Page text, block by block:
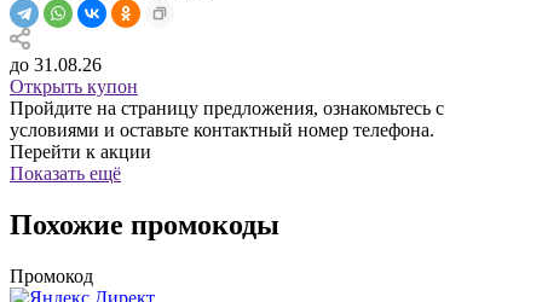
до 31.08.26
Открыть купон
Пройдите на страницу предложения, ознакомьтесь с
условиями и оставьте контактный номер телефона.
Перейти к акции
Показать ещё
Похожие промокоды
Промокод